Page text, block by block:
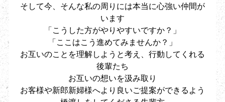
そして今、そんな私の周りには本当に心強い仲間が
います
「こうした方がやりやすいですか？」
「ここはこう進めてみませんか？」
お互いのことを理解しようと考え、行動してくれる
後輩たち
お互いの想いを汲み取り
お客様や新郎新婦様へより良いご提案ができるよう